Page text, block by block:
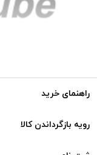
برند کای وای مدل‌ها و
مقرون‌به‌صرفه محسوب
راهنمای خرید
رویه بازگرداندن کالا